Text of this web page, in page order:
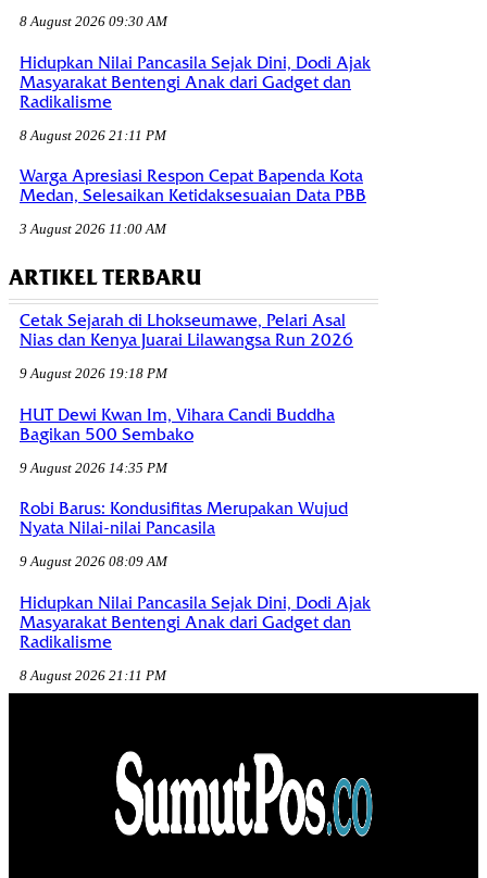
8 August 2026 09:30 AM
Hidupkan Nilai Pancasila Sejak Dini, Dodi Ajak
Masyarakat Bentengi Anak dari Gadget dan
Radikalisme
8 August 2026 21:11 PM
Warga Apresiasi Respon Cepat Bapenda Kota
Medan, Selesaikan Ketidaksesuaian Data PBB
3 August 2026 11:00 AM
ARTIKEL TERBARU
Cetak Sejarah di Lhokseumawe, Pelari Asal
Nias dan Kenya Juarai Lilawangsa Run 2026
9 August 2026 19:18 PM
HUT Dewi Kwan Im, Vihara Candi Buddha
Bagikan 500 Sembako
9 August 2026 14:35 PM
Robi Barus: Kondusifitas Merupakan Wujud
Nyata Nilai-nilai Pancasila
9 August 2026 08:09 AM
Hidupkan Nilai Pancasila Sejak Dini, Dodi Ajak
Masyarakat Bentengi Anak dari Gadget dan
Radikalisme
8 August 2026 21:11 PM